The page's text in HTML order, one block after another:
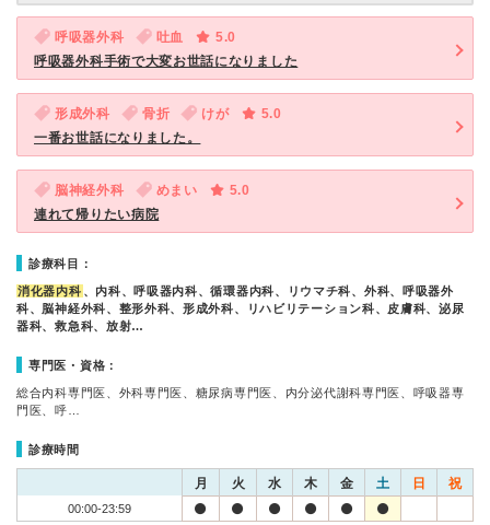
呼吸器外科 吐血
5.0
呼吸器外科手術で大変お世話になりました
形成外科 骨折 けが
5.0
一番お世話になりました。
脳神経外科 めまい
5.0
連れて帰りたい病院
診療科目：
消化器内科 、内科、呼吸器内科、循環器内科、リウマチ科、外科、呼吸器外
科、脳神経外科、整形外科、形成外科、リハビリテーション科、皮膚科、泌尿
器科、救急科、放射…
専門医・資格：
総合内科専門医、外科専門医、糖尿病専門医、内分泌代謝科専門医、呼吸器専
門医、呼…
診療時間
月 火 水 木 金 土 日 祝
00:00-23:59